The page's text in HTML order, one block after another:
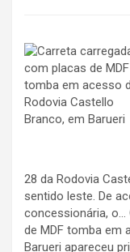
28 da Rodovia
sentido leste. De
concessionária, o…
de MDF tomba em
Barueri apareceu